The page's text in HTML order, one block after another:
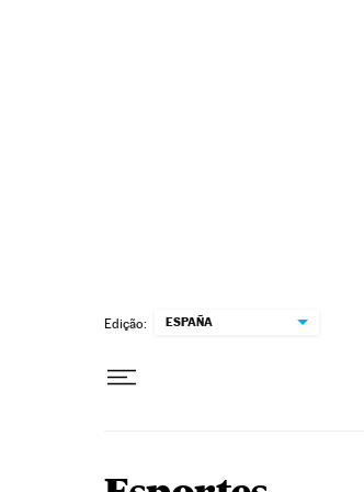
Edição: ESPAÑA